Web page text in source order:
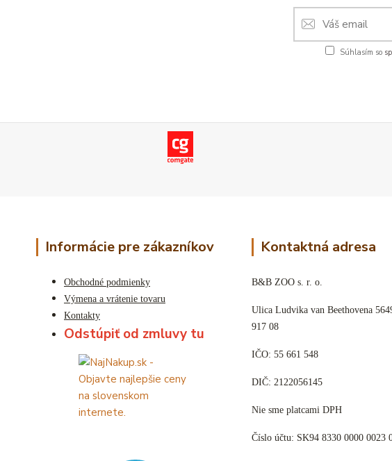
Súhlasím so
Informácie pre zákazníkov
Obchodné podmienky
Výmena a vrátenie tovaru
Kontakty
Odstúpiť od zmluvy tu
Kontaktná adresa
B&B ZOO s. r. o.
Ulica Ludvika van Beethovena
917 08
IČO: 55 661 548
DIČ: 2122056145
Nie sme platcami DPH
Číslo účtu: SK94 8330 0000 0023